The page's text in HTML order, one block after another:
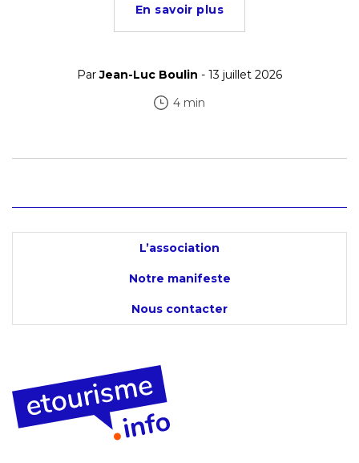
En savoir plus
ParJean-Luc Boulin - 13 juillet 2026
4 min
L’association
Notre manifeste
Nous contacter